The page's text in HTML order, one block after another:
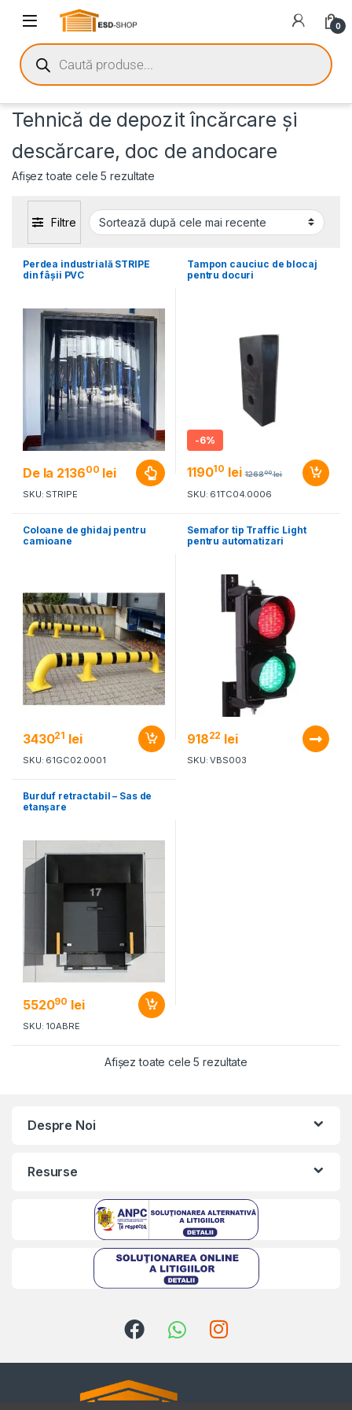
0
Tehnică de depozit încărcare și
descărcare, doc de andocare
Afișez toate cele 5 rezultate
Filtre
Perdea industrială STRIPE
din fâșii PVC
De la 213600 lei
SKU: STRIPE
Tampon cauciuc de blocaj
pentru docuri
-6%
119010 lei 126800 lei
SKU: 61TC04.0006
Coloane de ghidaj pentru
camioane
343021 lei
SKU: 61GC02.0001
Semafor tip Traffic Light
pentru automatizari
91822 lei
SKU: VBS003
Burduf retractabil – Sas de
etanșare
552090 lei
SKU: 10ABRE
Afișez toate cele 5 rezultate
Despre Noi
Resurse
Kriszta
Typically replies within a day